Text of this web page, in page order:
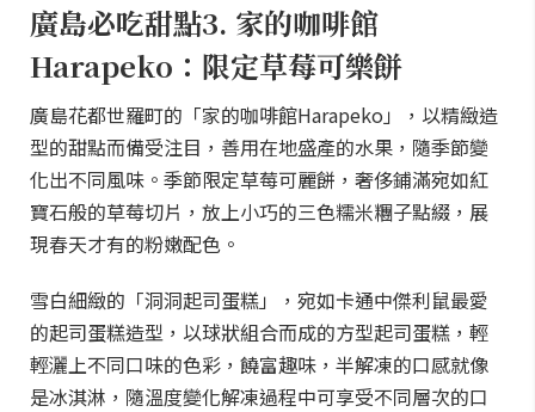
廣島必吃甜點3. 家的咖啡館
Harapeko：限定草莓可樂餅
廣島花都世羅町的「家的咖啡館Harapeko」，以精緻造
型的甜點而備受注目，善用在地盛產的水果，隨季節變
化出不同風味。季節限定草莓可麗餅，奢侈鋪滿宛如紅
寶石般的草莓切片，放上小巧的三色糯米糰子點綴，展
現春天才有的粉嫩配色。
雪白細緻的「洞洞起司蛋糕」，宛如卡通中傑利鼠最愛
的起司蛋糕造型，以球狀組合而成的方型起司蛋糕，輕
輕灑上不同口味的色彩，饒富趣味，半解凍的口感就像
是冰淇淋，隨溫度變化解凍過程中可享受不同層次的口